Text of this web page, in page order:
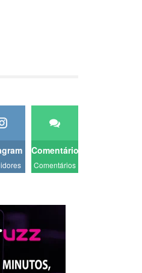
Comentários
Comentários